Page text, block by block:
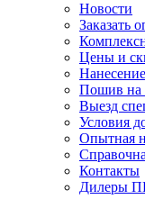
Новости
Заказать
Цены и
Пошив на
Выезд
Условия
Опытная
Контакты
Дилеры